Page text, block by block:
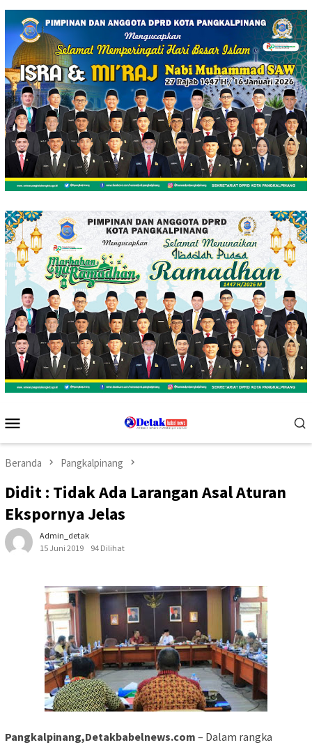
Loncat
konten
Mobile
Beranda Pangkalpinang
Didit : Tidak Ada Larangan Asal Aturan
Ekspornya Jelas
Admin_detak
15 Juni 2019
94 Dilihat
Pangkalpinang,Detakbabelnews.com – Dalam rangka